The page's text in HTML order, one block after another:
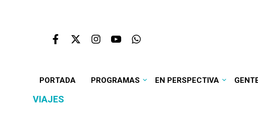
PORTADA PROGRAMAS EN PERSPECTIVA
VIAJES